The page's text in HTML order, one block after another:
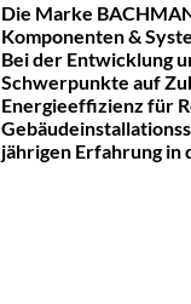
Die Marke
Komponenten &
Bei der Entwicklung
Schwerpunkte auf
Energieeffizienz für
jährigen Erfahrung